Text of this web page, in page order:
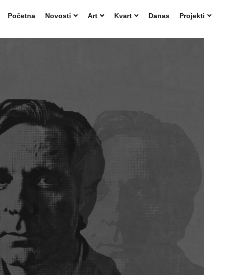
Početna
Novosti Art Kvart Danas Projekti